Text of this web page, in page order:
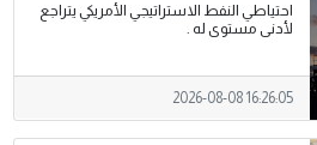
احتياطي النفط الاستراتيجي الأمريكي يتراجع
لأدنى مستوى له .
2026-08-08 16:26:05